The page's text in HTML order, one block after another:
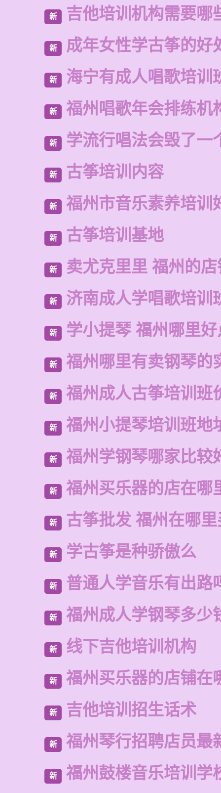
新 吉他培训机构需要哪
新 成年女性学古筝的好
新 海宁有成人唱歌培训
新 福州唱歌年会排练机
新 学流行唱法会毁了一
新 古筝培训内容
新 福州市音乐素养培训
新 古筝培训基地
新 卖尤克里里 福州的
新 济南成人学唱歌培训
新 学小提琴 福州哪里
新 福州哪里有卖钢琴的
新 福州成人古筝培训班
新 福州小提琴培训班地
新 福州学钢琴哪家比较
新 福州买乐器的店在哪
新 古筝批发 福州在哪
新 学古筝是种骄傲么
新 普通人学音乐有出路
新 福州成人学钢琴多少
新 线下吉他培训机构
新 福州买乐器的店铺在
新 吉他培训招生话术
新 福州琴行招聘店员最
新 福州鼓楼音乐培训学